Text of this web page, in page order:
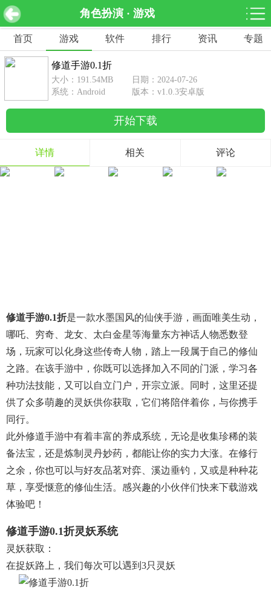
角色扮演 · 游戏
网游分类 软件分类
休闲益智
462款游戏
赛车竞速
122款游戏
1642款游戏
动作射击
351款游戏
69款游戏
经营养成
冒险解谜
首页 游戏 软件 排行 资讯 专题
修道手游0.1折 v1.0.3安卓版 下载
修道手游0.1折
大小：191.54MB
日期：2024-07-26
系统：Android
版本：v1.0.3安卓版
开始下载
详情 相关 评论
修道手游0.1折是一款水墨国风的仙侠手游，画面唯美生动，
哪吒、穷奇、龙女、太白金星等海量东方神话人物悉数登
场，玩家可以化身这些传奇人物，踏上一段属于自己的修仙
之路。在该手游中，你既可以选择加入不同的门派，学习各
种功法技能，又可以自立门户，开宗立派。同时，这里还提
供了众多萌趣的灵妖供你获取，它们将陪伴着你，与你携手
同行。
此外修道手游中有着丰富的养成系统，无论是收集珍稀的装
备法宝，还是炼制灵丹妙药，都能让你的实力大涨。在修行
之余，你也可以与好友品茗对弈、溪边垂钓，又或是种种花
草，享受惬意的修仙生活。感兴趣的小伙伴们快来下载游戏
体验吧！
修道手游0.1折灵妖系统
灵妖获取：
在捉妖路上，我们每次可以遇到3只灵妖